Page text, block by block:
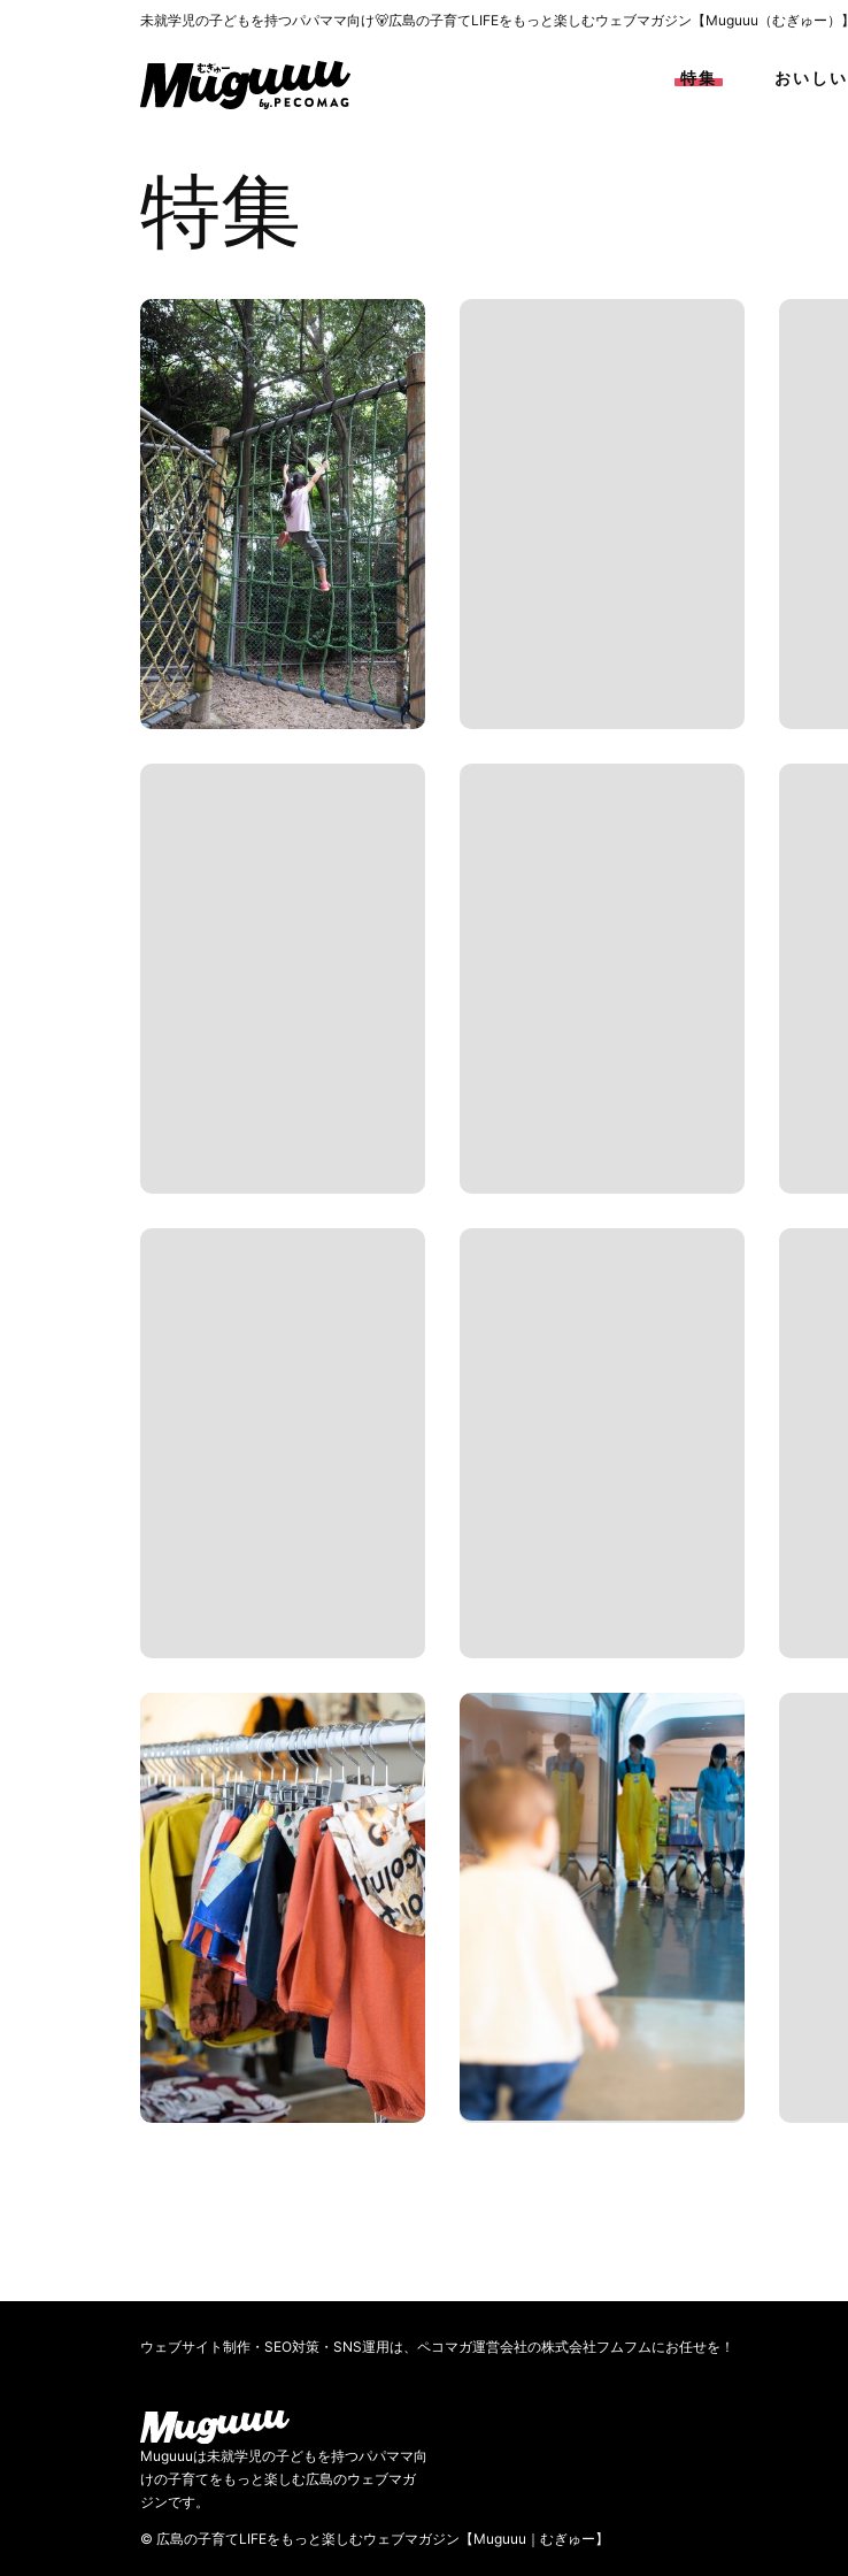
未就学児の子どもを持つパパママ向け🐻広島の子育てLIFEをもっと楽しむウェブマガジン【Muguuu（むぎゅー）】
特集 おいしい
特集
ウェブサイト制作・SEO対策・SNS運用は、ペコマガ運営会社の株式会社フムフムにお任せを！
Muguuuは未就学児の子どもを持つパパママ向
けの子育てをもっと楽しむ広島のウェブマガ
ジンです。
© 広島の子育てLIFEをもっと楽しむウェブマガジン【Muguuu｜むぎゅー】